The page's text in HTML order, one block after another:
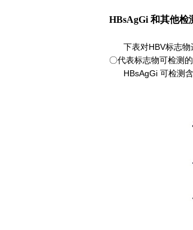
HBsAgGi 和其他检
下表对HBV标志物
〇代表标志物可检测
HBsAgGi 可检测